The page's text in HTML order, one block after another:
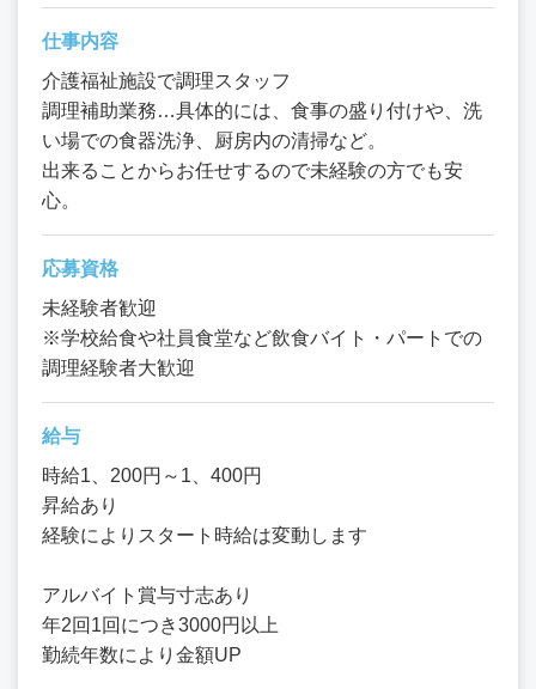
仕事内容
介護福祉施設で調理スタッフ
調理補助業務…具体的には、食事の盛り付けや、洗
い場での食器洗浄、厨房内の清掃など。
出来ることからお任せするので未経験の方でも安
心。
応募資格
未経験者歓迎
※学校給食や社員食堂など飲食バイト・パートでの
調理経験者大歓迎
給与
時給1、200円～1、400円
昇給あり
経験によりスタート時給は変動します
アルバイト賞与寸志あり
年2回1回につき3000円以上
勤続年数により金額UP